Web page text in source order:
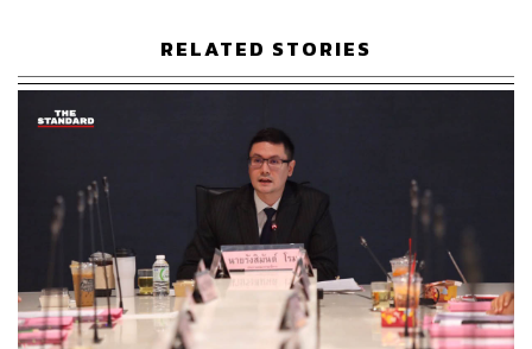
บรรลุผลได้ภายใน 2 ปีได้อย่างไร
นอกจากนี้ สรศักดิ์ยังได้หยิบยกกรณีข้อพิพาทระหว่างประเทศ
ติมอร์-เลสเตกับประเทศออสเตรเลีย ซึ่งกระทรวงการต่าง
ประเทศนำมาอ้างอิง โดยระบุว่าแม้ผลลัพธ์ของคณะ
กรรมการประนอมภาคบังคับจะไม่มีผลผูกมัดทางกฎหมาย
(Non-binding) แต่เนื้อหารายละเอียดของคำตัดสินจะกลาย
เป็นบรรทัดฐานสากลและสร้างแรงกดดันจากประชาคมโลก
จนสกัดกั้นให้ออสเตรเลียซึ่งเป็นประเทศใหญ่ยอมลงนามใน
ข้อตกลงในที่สุด รัฐบาลไทยจึงจำเป็นต้องศึกษาบทเรียนดัง
กล่าวอย่างละเอียดรอบคอบ
RELATED STORIES